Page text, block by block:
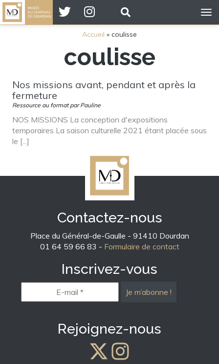
Accueil » coulisse
coulisse
Nos missions avant, pendant et après la
fermeture
Ressource au format par Pauline
NOS MISSIONS La conception d'expositions
temporaires La saison culturelle 2021 étant placée sous
le [...]
Contactez-nous
Place du Général-de-Gaulle - 91410 Dourdan
01 64 59 66 83 - Formulaire de contact
Inscrivez-vous
mail
*
Rejoignez-nous